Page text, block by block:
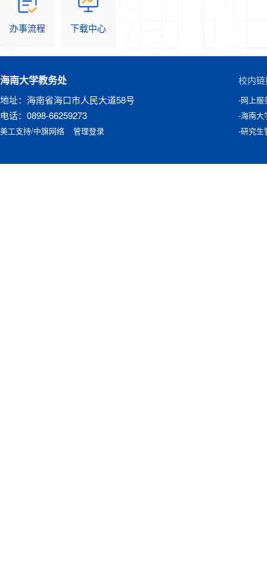
办事流程 下载中心
海南大学教务处
地址：海南省海口市人民大道58号
电话：0898-66259273
美工支持/中旗网络 管理登录
校内
-网上服
-海南大
-研究生